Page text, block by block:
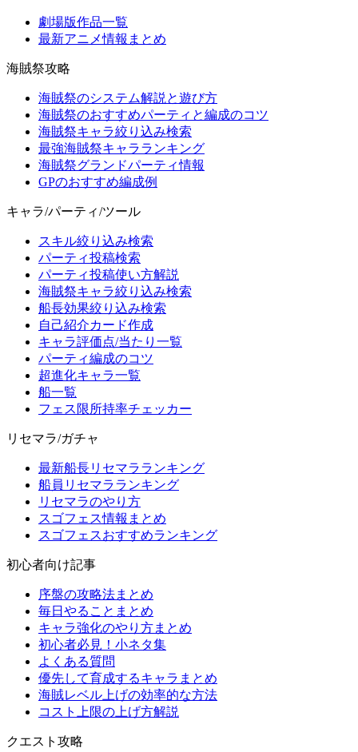
劇場版作品一覧
最新アニメ情報まとめ
海賊祭攻略
海賊祭のシステム解説と遊び方
海賊祭のおすすめパーティと編成のコツ
海賊祭キャラ絞り込み検索
最強海賊祭キャラランキング
海賊祭グランドパーティ情報
GPのおすすめ編成例
キャラ/パーティ/ツール
スキル絞り込み検索
パーティ投稿検索
パーティ投稿使い方解説
海賊祭キャラ絞り込み検索
船長効果絞り込み検索
自己紹介カード作成
キャラ評価点/当たり一覧
パーティ編成のコツ
超進化キャラ一覧
船一覧
フェス限所持率チェッカー
リセマラ/ガチャ
最新船長リセマラランキング
船員リセマラランキング
リセマラのやり方
スゴフェス情報まとめ
スゴフェスおすすめランキング
初心者向け記事
序盤の攻略法まとめ
毎日やることまとめ
キャラ強化のやり方まとめ
初心者必見！小ネタ集
よくある質問
優先して育成するキャラまとめ
海賊レベル上げの効率的な方法
コスト上限の上げ方解説
クエスト攻略